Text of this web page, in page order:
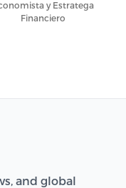
y Estratega
Financiero
and global